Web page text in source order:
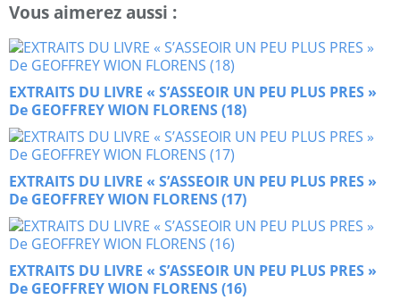
Vous aimerez aussi :
EXTRAITS DU LIVRE « S’ASSEOIR UN PEU PLUS PRES »
De GEOFFREY WION FLORENS (18)
EXTRAITS DU LIVRE « S’ASSEOIR UN PEU PLUS PRES »
De GEOFFREY WION FLORENS (17)
EXTRAITS DU LIVRE « S’ASSEOIR UN PEU PLUS PRES »
De GEOFFREY WION FLORENS (16)